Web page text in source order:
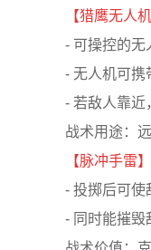
【猎鹰无人
- 可操控的无
- 无人机可携
- 若敌人靠近
战术用途：
【脉冲手雷
- 投掷后可使
- 同时能摧毁